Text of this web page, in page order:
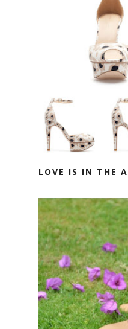
LOVE IS IN THE